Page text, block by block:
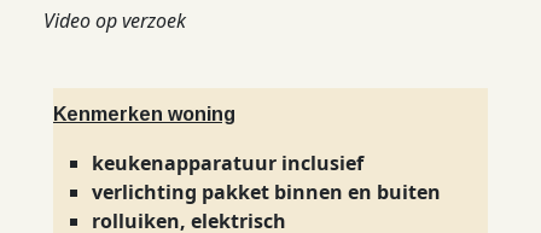
Video op verzoek
Kenmerken woning
keukenapparatuur inclusief
verlichting pakket binnen en buiten
rolluiken, elektrisch